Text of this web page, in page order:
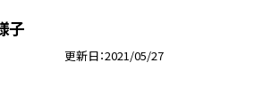
子
更新日 2021/05/27